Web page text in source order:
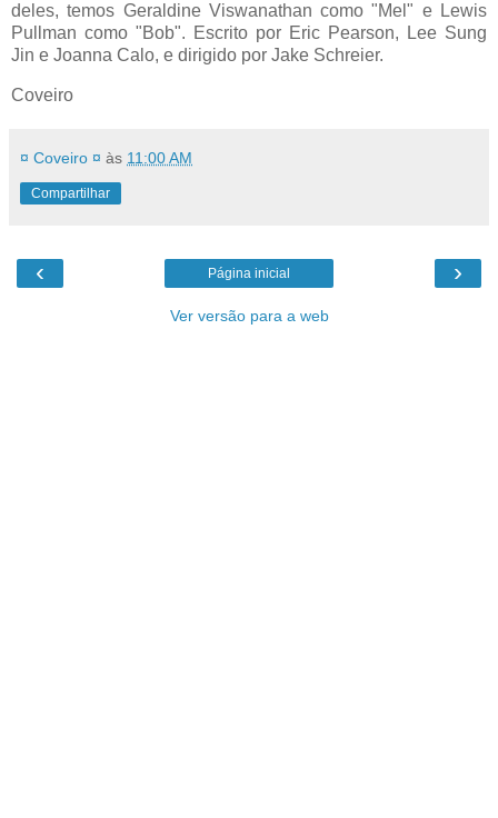
deles, temos Geraldine Viswanathan como "Mel" e Lewis
Pullman como "Bob". Escrito por Eric Pearson, Lee Sung
Jin e Joanna Calo, e dirigido por Jake Schreier.
Coveiro
¤ Coveiro ¤ às 11:00 AM
Compartilhar
‹ ›
Página inicial
Ver versão para a web